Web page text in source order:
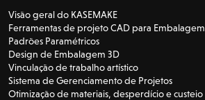
Visão geral do KASEMAKE
Ferramentas de projeto CAD para Embalagem
Padrões Paramétricos
Design de Embalagem 3D
Vinculação de trabalho artístico
Sistema de Gerenciamento de Projetos
Otimização de materiais, desperdício e custeio